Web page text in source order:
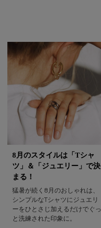
8月のスタイルは「Tシャ
ツ」＆「ジュエリー」で決
まる！
猛暑が続く8月のおしゃれは、
シンプルなTシャツにジュエリ
ーをひとさじ加えるだけでぐっ
と洗練された印象に。